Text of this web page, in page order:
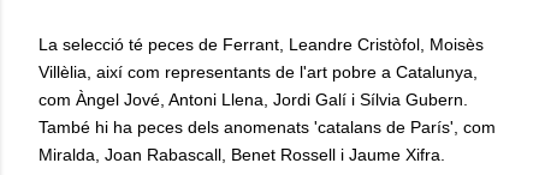
La selecció té peces de Ferrant, Leandre Cristòfol, Moisès
Villèlia, així com representants de l'art pobre a Catalunya,
com Àngel Jové, Antoni Llena, Jordi Galí i Sílvia Gubern.
També hi ha peces dels anomenats 'catalans de París', com
Miralda, Joan Rabascall, Benet Rossell i Jaume Xifra.